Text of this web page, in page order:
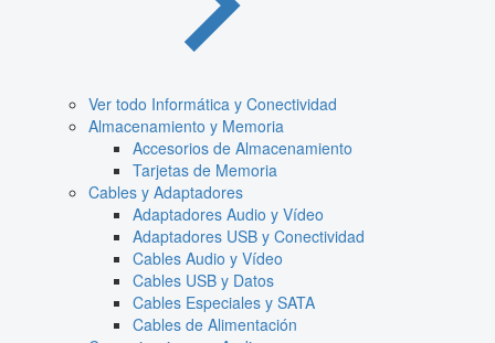
Ver todo Informática y Conectividad
Almacenamiento y Memoria
Accesorios de Almacenamiento
Tarjetas de Memoria
Cables y Adaptadores
Adaptadores Audio y Vídeo
Adaptadores USB y Conectividad
Cables Audio y Vídeo
Cables USB y Datos
Cables Especiales y SATA
Cables de Alimentación